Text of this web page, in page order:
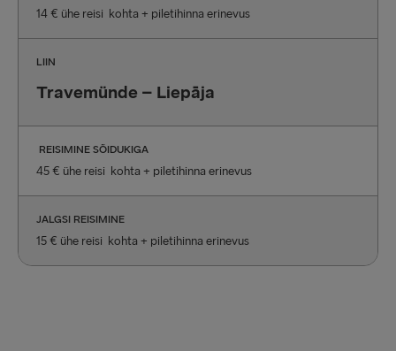
14 € ühe reisi kohta + piletihinna erinevus
LIIN
Travemünde – Liepāja
REISIMINE SÕIDUKIGA
45 € ühe reisi kohta + piletihinna erinevus
JALGSI REISIMINE
15 € ühe reisi kohta + piletihinna erinevus